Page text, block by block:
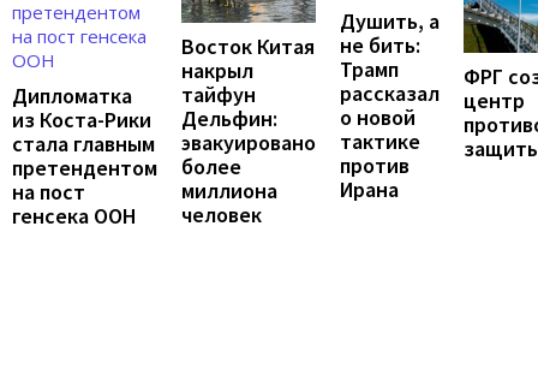
Дипломатка
из Коста-Рики
стала главным
претендентом
на пост
генсека ООН
Восток Китая
накрыл
тайфун
Дельфин:
эвакуировано
более
миллиона
человек
Душить, а
не бить:
Трамп
рассказал
о новой
тактике
против
Ирана
ФРГ
центр